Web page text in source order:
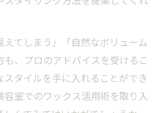
えてしまう」「自然なボリューム
、プロのアドバイスを受けるこ
スタイルを手に入れることができ
容室でのワックス活用術を取り入